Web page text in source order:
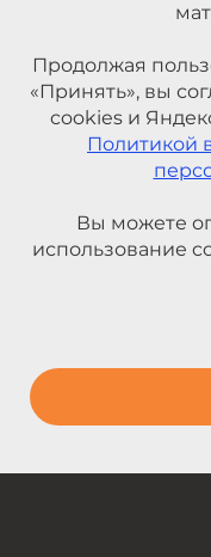
Продолжая
«Принять», вы
cookies и
Политикой
Вы можете
использование